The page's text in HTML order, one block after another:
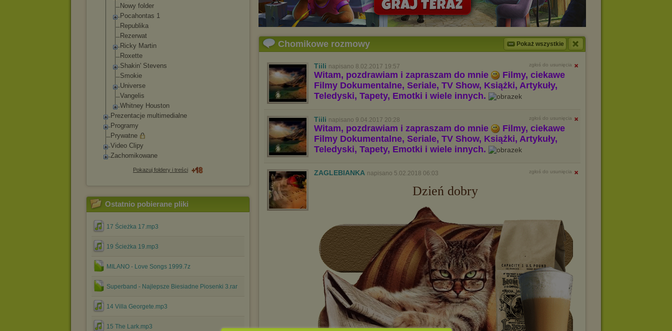
Nowy folder
Pocahontas 1
Republika
Rezerwat
Ricky Martin
Roxette
Shakin' Stevens
Smokie
Universe
Vangelis
Whitney Houston
Prezentacje multimedialne
Programy
Prywatne
Video Clipy
Zachomikowane
Pokazuj foldery i treści
Ostatnio pobierane pliki
17 Ścieżka 17.mp3
19 Ścieżka 19.mp3
MILANO - Love Songs 1999.7z
Superband - Najlepsze Biesiadne Piosenki 3.rar
14 Villa Georgete.mp3
15 The Lark.mp3
Chomikowe rozmowy Pokaż wszystkie
Tiili napisano 8.02.2017 19:57 zgłoś do usunięcia
Witam, pozdrawiam i zapraszam do mnie
Filmy, ciekawe
Filmy Dokumentalne, Seriale, TV Show, Książki, Artykuły,
Teledyski, Tapety, Emotki i wiele innych.
Tiili napisano 9.04.2017 20:28 zgłoś do usunięcia
Witam, pozdrawiam i zapraszam do mnie
Filmy, ciekawe
Filmy Dokumentalne, Seriale, TV Show, Książki, Artykuły,
Teledyski, Tapety, Emotki i wiele innych.
ZAGLEBIANKA napisano 5.02.2018 06:03 zgłoś do usunięcia
Dzień dobry